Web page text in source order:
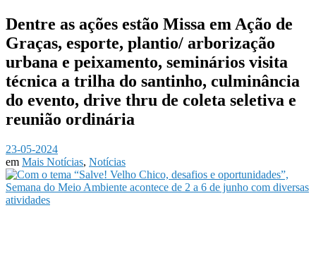
Dentre as ações estão Missa em Ação de
Graças, esporte, plantio/ arborização
urbana e peixamento, seminários visita
técnica a trilha do santinho, culminância
do evento, drive thru de coleta seletiva e
reunião ordinária
23-05-2024
em Mais Notícias, Notícias